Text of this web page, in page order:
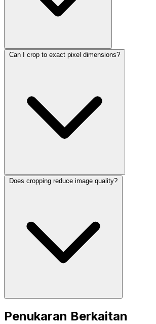
Can I crop to exact pixel dimensions?
Does cropping reduce image quality?
Penukaran Berkaitan